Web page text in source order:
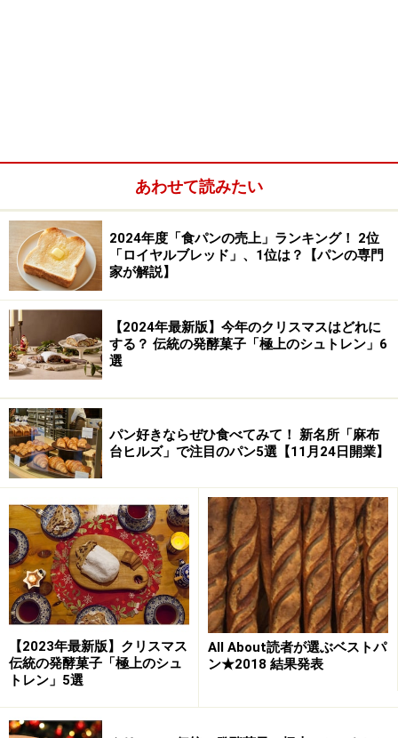
あわせて読みたい
2024年度「食パンの売上」ランキング！ 2位
「ロイヤルブレッド」、1位は？【パンの専門
家が解説】
【2024年最新版】今年のクリスマスはどれに
する？ 伝統の発酵菓子「極上のシュトレン」6
選
パン好きならぜひ食べてみて！ 新名所「麻布
台ヒルズ」で注目のパン5選【11月24日開業】
【2023年最新版】クリスマス
伝統の発酵菓子「極上のシュ
トレン」5選
All About読者が選ぶベストパ
ン★2018 結果発表